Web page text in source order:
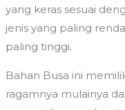
yang keras sesuai
jenis yang paling
paling tinggi.
Bahan Busa ini
ragamnya mulainya